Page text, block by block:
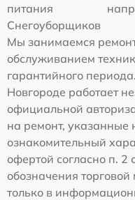
питания
Снегоуборщиков
Мы занимаемся
обслуживанием
гарантийного
Новгороде работает
официальной
на ремонт, указанные
ознакомительный
офертой согласно п.
обозначения
только в